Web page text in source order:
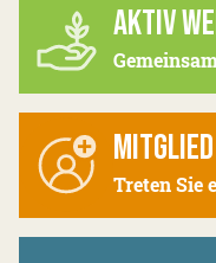
AKTIV
Treten Sie